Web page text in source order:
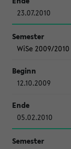
23.07.2010
WiSe 2009/2010
12.10.2009
05.02.2010